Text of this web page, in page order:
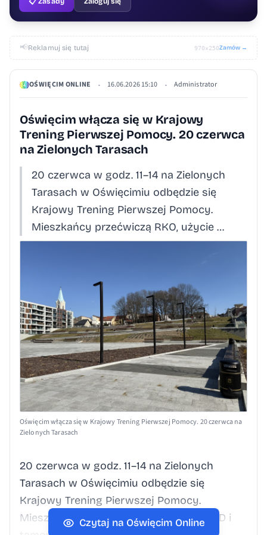
📢Reklamuj się tutaj 970×250Zamów →
OŚWIĘCIM ONLINE • 16.06.2026 15:10 • Administrator
Oświęcim włącza się w Krajowy
Trening Pierwszej Pomocy. 20 czerwca
na Zielonych Tarasach
20 czerwca w godz. 11–14 na Zielonych
Tarasach w Oświęcimiu odbędzie się
Krajowy Trening Pierwszej Pomocy.
Mieszkańcy przećwiczą RKO, użycie …
Oświęcim włącza się w Krajowy Trening Pierwszej Pomocy. 20 czerwca na
Zielonych Tarasach
20 czerwca w godz. 11–14 na Zielonych
Tarasach w Oświęcimiu odbędzie się
Krajowy Trening Pierwszej Pomocy.
Mieszkańcy przećwiczą RKO, użycie AED i
Czytaj na Oświęcim Online